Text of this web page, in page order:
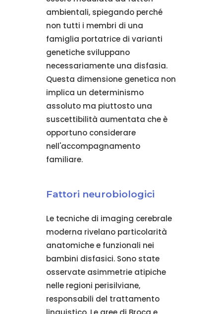
ambientali, spiegando perché
non tutti i membri di una
famiglia portatrice di varianti
genetiche sviluppano
necessariamente una disfasia.
Questa dimensione genetica non
implica un determinismo
assoluto ma piuttosto una
suscettibilità aumentata che è
opportuno considerare
nell'accompagnamento
familiare.
Fattori neurobiologici
Le tecniche di imaging cerebrale
moderna rivelano particolarità
anatomiche e funzionali nei
bambini disfasici. Sono state
osservate asimmetrie atipiche
nelle regioni perisilviane,
responsabili del trattamento